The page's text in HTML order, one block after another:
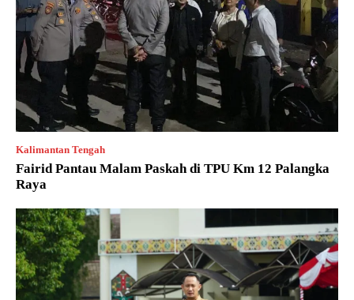
Kalimantan Tengah
Fairid Pantau Malam Paskah di TPU Km 12 Palangka
Raya